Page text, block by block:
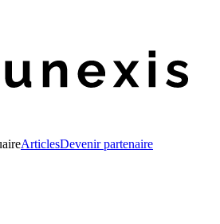
ArticlesDevenir partenaire